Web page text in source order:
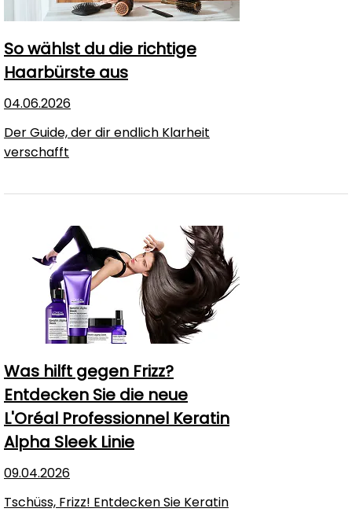
So wählst du die richtige
Haarbürste aus
04.06.2026
Der Guide, der dir endlich Klarheit
verschafft
Was hilft gegen Frizz?
Entdecken Sie die neue
L'Oréal Professionnel Keratin
Alpha Sleek Linie
09.04.2026
Tschüss, Frizz! Entdecken Sie Keratin